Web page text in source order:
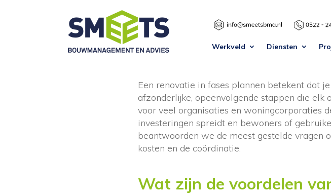
Werkveld Dienstenariane
Een renovatie in fases plannen betekent dat
afzonderlijke, opeenvolgende stappen die
voor veel organisaties en woningcorporaties
investeringen spreidt en bewoners of
beantwoorden we de meest gestelde vragen
kosten en de coördinatie.
Wat zijn de voordelen